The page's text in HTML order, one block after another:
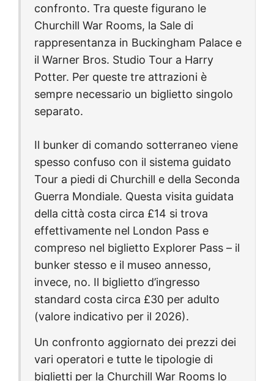
confronto. Tra queste figurano le
Churchill War Rooms, la Sale di
rappresentanza in Buckingham Palace e
il Warner Bros. Studio Tour a Harry
Potter. Per queste tre attrazioni è
sempre necessario un biglietto singolo
separato.
Il bunker di comando sotterraneo viene
spesso confuso con il sistema guidato
Tour a piedi di Churchill e della Seconda
Guerra Mondiale. Questa visita guidata
della città costa circa £14 si trova
effettivamente nel London Pass e
compreso nel biglietto Explorer Pass – il
bunker stesso e il museo annesso,
invece, no. Il biglietto d’ingresso
standard costa circa £30 per adulto
(valore indicativo per il 2026).
Un confronto aggiornato dei prezzi dei
vari operatori e tutte le tipologie di
biglietti per la Churchill War Rooms lo